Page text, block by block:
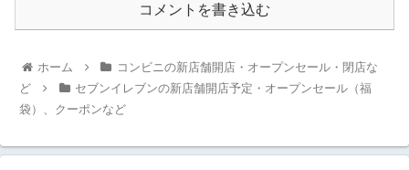
コメントを書き込む
ホーム
コンビニの新店舗開店・オープンセール・閉店な
ど
セブンイレブンの新店舗開店予定・オープンセール（福
袋）、クーポンなど